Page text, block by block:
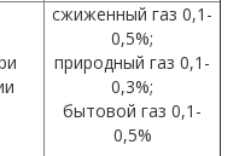
сжиженный газ 0,1-
0,5%;
природный газ 0,1-
0,3%;
бытовой газ 0,1-
0,5%